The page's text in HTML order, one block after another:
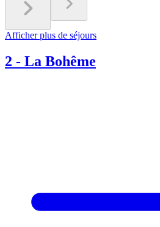
Afficher plus de séjours
2 - La Bohême